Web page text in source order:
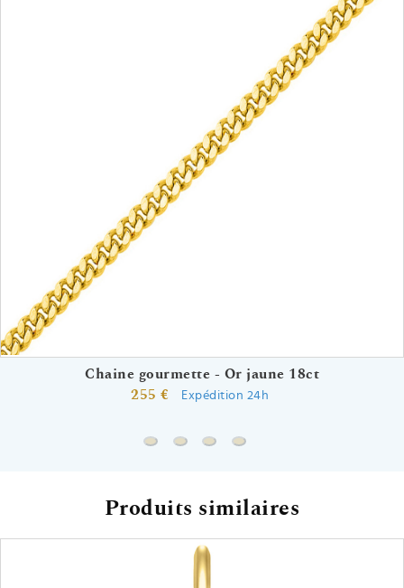
Chaine gourmette - Or jaune 18ct
255 €
Expédition 24h
Produits similaires